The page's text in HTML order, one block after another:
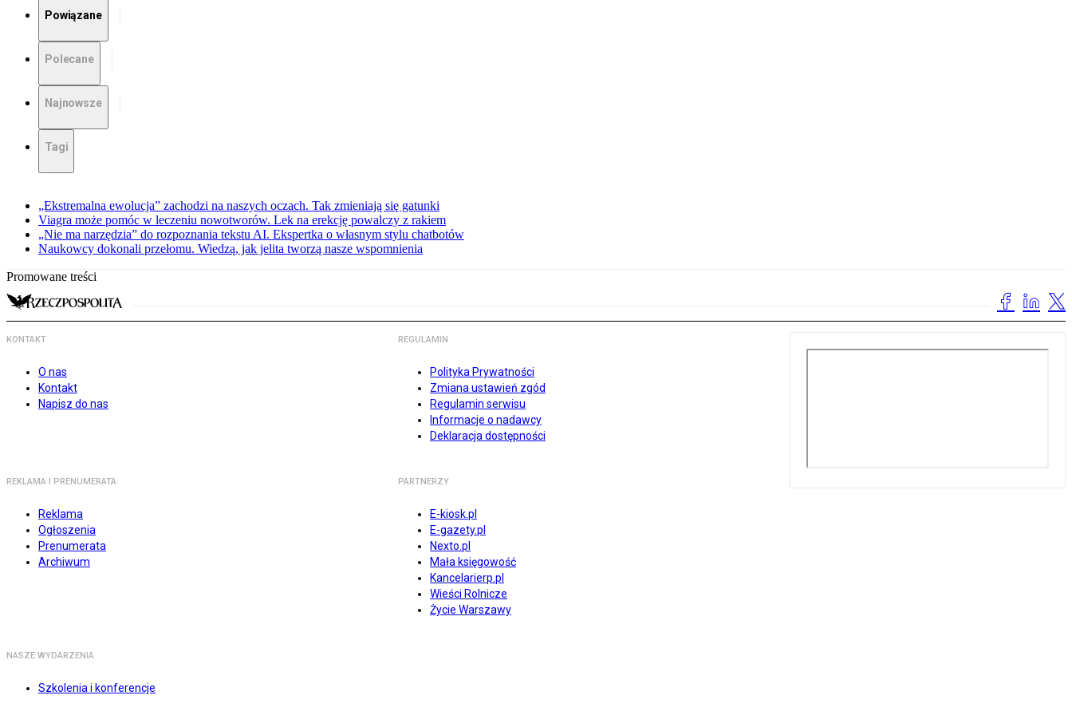
Powiązane
Polecane
Najnowsze
Tagi
„Ekstremalna ewolucja” zachodzi na naszych oczach. Tak zmieniają się gatunki
Viagra może pomóc w leczeniu nowotworów. Lek na erekcję powalczy z rakiem
„Nie ma narzędzia” do rozpoznania tekstu AI. Ekspertka o własnym stylu chatbotów
Naukowcy dokonali przełomu. Wiedzą, jak jelita tworzą nasze wspomnienia
Promowane treści
KONTAKT
O nas
Kontakt
Napisz do nas
REGULAMIN
Polityka Prywatności
Zmiana ustawień zgód
Regulamin serwisu
Informacje o nadawcy
Deklaracja dostępności
REKLAMA I PRENUMERATA
Reklama
Ogłoszenia
Prenumerata
Archiwum
PARTNERZY
E-kiosk.pl
E-gazety.pl
Nexto.pl
Mała księgowość
Kancelarierp.pl
Wieści Rolnicze
Życie Warszawy
NASZE WYDARZENIA
Szkolenia i konferencje